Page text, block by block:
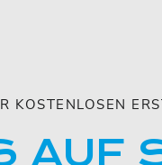
KOSTENLOSEN
AUF